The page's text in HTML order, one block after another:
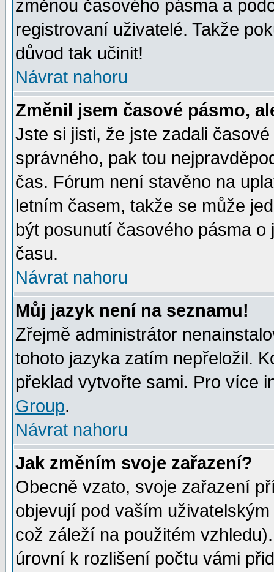
změnou časového pásma a
registrovaní uživatelé. Takže
důvod tak učinit!
Návrat nahoru
Změnil jsem časové pásmo,
Jste si jisti, že jste zadali
správného, pak tou
čas. Fórum není stavěno na
letním časem, takže se může
být posunutí časového pásma
času.
Návrat nahoru
Můj jazyk není na seznamu!
Zřejmě administrátor
tohoto jazyka zatím nepřeložil.
překlad vytvořte sami. Pro více
Group.
Návrat nahoru
Jak změním svoje zařazení?
Obecně vzato, svoje zařazení
objevují pod vaším
což záleží na použitém
úrovní k rozlišení počtu vámi